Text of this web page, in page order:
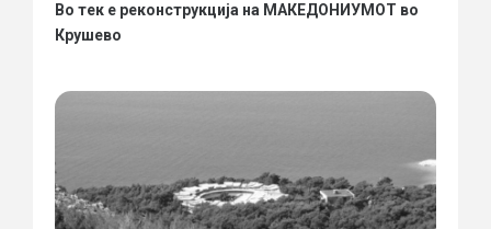
Во тек е реконструкција на МАКЕДОНИУМОТ во
Крушево